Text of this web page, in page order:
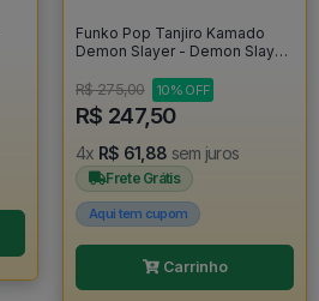
Funko Pop Tanjiro Kamado
Demon Slayer - Demon Slayer
R$ 275,00
10% OFF
R$ 247,50
4x R$ 61,88 sem juros
Frete Grátis
Aqui tem cupom
Carrinho